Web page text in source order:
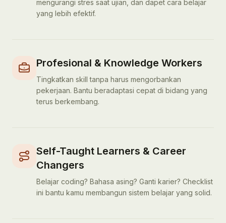
mengurangi stres saat ujian, dan dapet cara belajar
yang lebih efektif.
Profesional & Knowledge Workers
Tingkatkan skill tanpa harus mengorbankan
pekerjaan. Bantu beradaptasi cepat di bidang yang
terus berkembang.
Self-Taught Learners & Career
Changers
Belajar coding? Bahasa asing? Ganti karier? Checklist
ini bantu kamu membangun sistem belajar yang solid.